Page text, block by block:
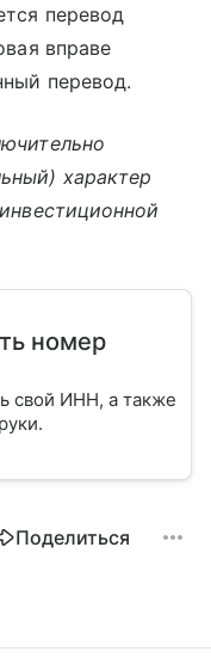
перевод
вправе
перевод.
характер
номер
свой ИНН, а также
Поделиться